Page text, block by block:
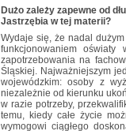
Dużo zależy zapewne od
Jastrzębia w tej materii?
Wydaje się, że nadal
funkcjonowaniem
zapotrzebowania na
Śląskiej. Najważniejszym
wojewódzkim: osoby z
niezależnie od kierunku
w razie potrzeby,
temu, kiedy całe życie
wymogowi ciągłego